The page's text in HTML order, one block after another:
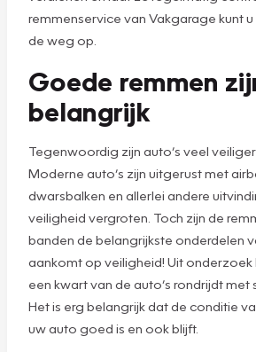
remmenservice van Vakgarage kunt
de weg op.
Goede remmen
belangrijk
Tegenwoordig zijn auto’s veel
Moderne auto’s zijn uitgerust met
dwarsbalken en allerlei andere
veiligheid vergroten. Toch zijn de
banden de belangrijkste onderdelen
aankomt op veiligheid! Uit onderzoek
een kwart van de auto’s rondrijdt met
Het is erg belangrijk dat de conditie
uw auto goed is en ook blijft.